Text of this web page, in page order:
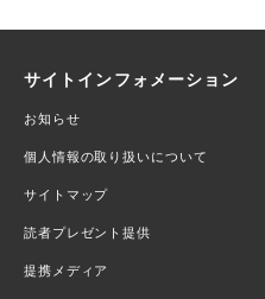
サイトインフォメーション
お知らせ
個人情報の取り扱いについて
サイトマップ
読者プレゼント提供
提携メディア